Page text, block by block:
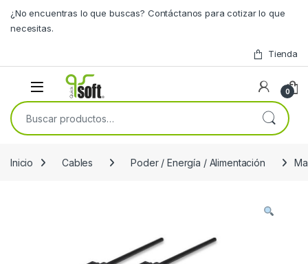
¿No encuentras lo que buscas? Contáctanos para cotizar lo que
necesitas.
Tienda
0
Buscar por:
Inicio Cables Poder / Energía / Alimentación